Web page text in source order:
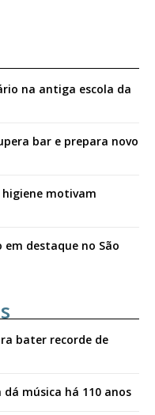
na antiga escola da
bar e prepara novo
higiene motivam
destaque no São
bater recorde de
música há 110 anos